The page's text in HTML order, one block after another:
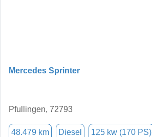
Mercedes Sprinter
Pfullingen, 72793
48.479 km Diesel 125 kw (170 PS)